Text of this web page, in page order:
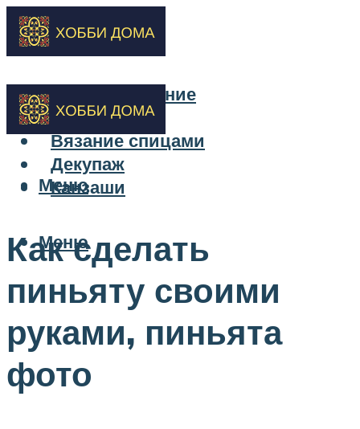
Бисероплетение
Вышивка
Вязание спицами
Декупаж
Канзаши
Меню
Меню
Как сделать
пиньяту своими
руками, пиньята
фото